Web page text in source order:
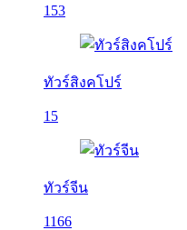
153
ทัวร์สิงคโปร์
15
ทัวร์จีน
1166